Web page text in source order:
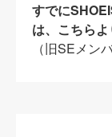
すでに
は、こちらよ
（旧SEメン